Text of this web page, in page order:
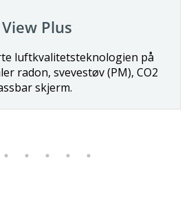
Den første batteridrevne smart-
med radonpåvisning, inkludert
temperatur, lufttrykk, luftfuktighet,